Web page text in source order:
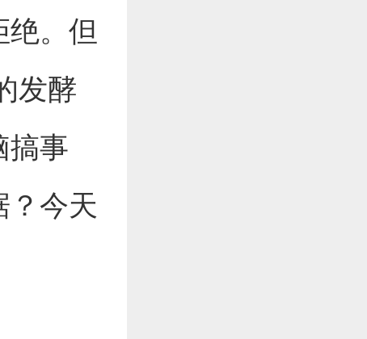
。但
发酵
搞事
？今天